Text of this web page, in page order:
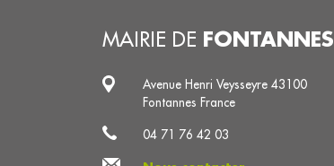
MAIRIE DE FONTANNES
Avenue Henri Veysseyre 43100
Fontannes France
04 71 76 42 03